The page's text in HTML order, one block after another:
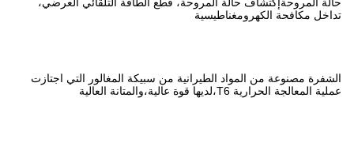
من سبيكة المغالور التي اجتازت